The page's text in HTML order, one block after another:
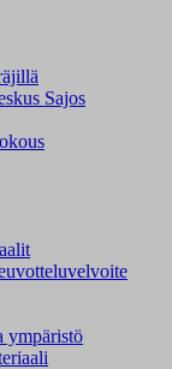
Sajos
ympäristö